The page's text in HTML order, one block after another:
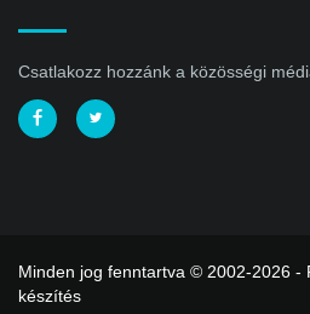
Csatlakozz hozzánk a közösségi
Minden jog fenntartva © 2002-2026 -
készítés